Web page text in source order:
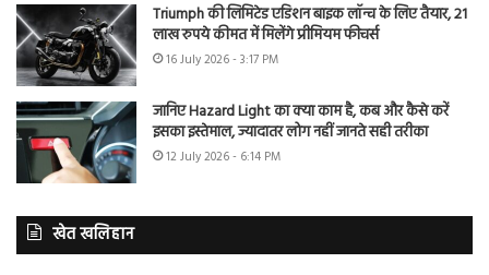
Triumph की लिमिटेड एडिशन बाइक लॉन्च के लिए तैयार, 21
लाख रुपये कीमत में मिलेंगे प्रीमियम फीचर्स
16 July 2026 - 3:17 PM
जानिए Hazard Light का क्या काम है, कब और कैसे करें
इसका इस्तेमाल, ज्यादातर लोग नहीं जानते सही तरीका
12 July 2026 - 6:14 PM
खेत खलिहान